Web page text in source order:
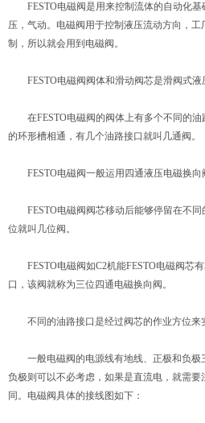
FESTO电磁阀是用来控制流体的自动化基
压，气动。电磁阀用于控制液压流动方向，
制，所以就会用到电磁阀。
FESTO电磁阀阀体和滑动阀芯是滑阀式液
在FESTO电磁阀的阀体上有多个不同的油
的环形槽相通，有几个油路接口就叫几通阀。
FESTO电磁阀一般运用四通液压电磁换向
FESTO电磁阀阀芯移动后能够停留在不同
位就叫几位阀。
FESTO电磁阀如C2机能FESTO电磁阀芯
口，该阀就称为三位四通电磁换向阀。
不同的油路接口是经过阀芯的作业方位来
一般电磁阀的电源线有地线、正极和负极
负极则可以不必考虑，如果是直流电，就需
同。电磁阀具体的接线图如下：